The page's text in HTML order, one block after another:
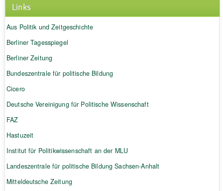
Links
Aus Politik und Zeitgeschichte
Berliner Tagesspiegel
Berliner Zeitung
Bundeszentrale für politische Bildung
Cicero
Deutsche Vereinigung für Politische Wissenschaft
FAZ
Hastuzeit
Institut für Politikwissenschaft an der MLU
Landeszentrale für politische Bildung Sachsen-Anhalt
Mitteldeutsche Zeitung